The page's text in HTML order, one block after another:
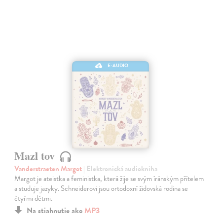
E-AUDIO
Mazl tov
Vanderstraeten Margot| Elektronická audiokniha
Margot je ateistka a feministka, která žije se svým íránským přítelem
a studuje jazyky. Schneiderovi jsou ortodoxní židovská rodina se
čtyřmi dětmi.
Na stiahnutie ako MP3